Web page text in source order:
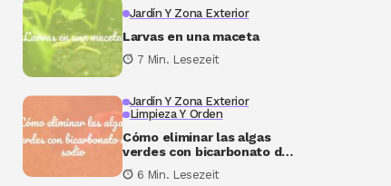
Jardín Y Zona Exterior
Larvas en una maceta
7 Min. Lesezeit
Jardín Y Zona Exterior
Limpieza Y Orden
Cómo eliminar las algas
verdes con bicarbonato de
sodio
6 Min. Lesezeit